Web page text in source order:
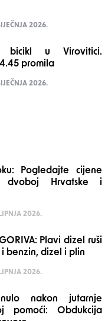
2026.
bicikl u Virovitici.
promila
2026.
Pogledajte cijene
dvoboj Hrvatske i
2026.
GORIVA: Plavi dizel ruši
benzin, dizel i plin
2026.
nakon jutarnje
pomoći: Obdukcija